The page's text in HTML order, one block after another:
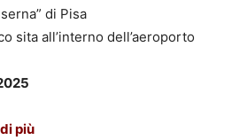
di Pisa
sita all’interno dell’aeroporto
più